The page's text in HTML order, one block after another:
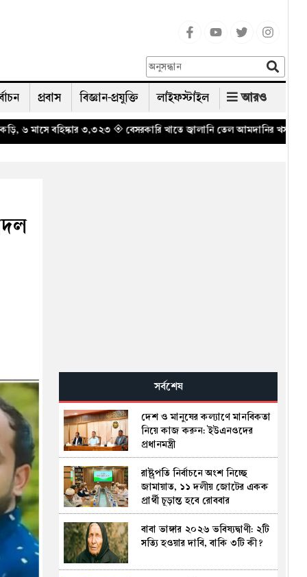
প্রবাস বিজ্ঞান-প্রযুক্তি লাইফস্টাইল আরও
◈ বেসরকারি খাতে জ্বালানি তেল আমদানির খসড়া নীতিমালা নিয়ে
সর্বশেষ
দেশ ও মানুষের কল্যাণে মানবিকতা
নিয়ে কাজ করুন: ইউএনওদের
প্রধানমন্ত্রী
রাষ্ট্রপতি নির্বাচনে অংশ নিচ্ছে
জামায়াত, ১১ দলীয় জোটের একক
প্রার্থী চূড়ান্ত হবে রোববার
বাবা ভাঙ্গার ২০২৬ ভবিষ্যদ্বাণী: ২টি
সত্যি হওয়ার দাবি, বাকি ৩টি কী?